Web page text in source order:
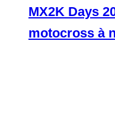
MX2K Days
motocross à